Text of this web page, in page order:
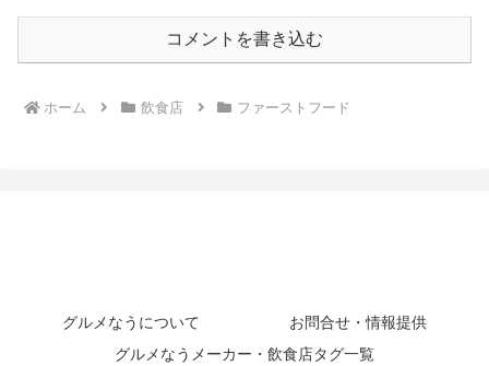
コメントを書き込む
ホーム 飲食店 ファーストフード
グルメなうについて
お問合せ・情報提供
グルメなうメーカー・飲食店タグ一覧